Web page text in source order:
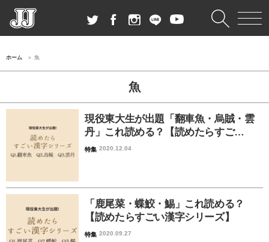
ホーム 魚
魚
現役東大生が出題「翻車魚・烏賊・雲
丹」これ読める？【読めたらすご…
特集 2020.12.04
「鹿尾菜・蝶鮫・鯣」これ読める？
【読めたらすごい漢字シリーズ】
特集 2020.09.27